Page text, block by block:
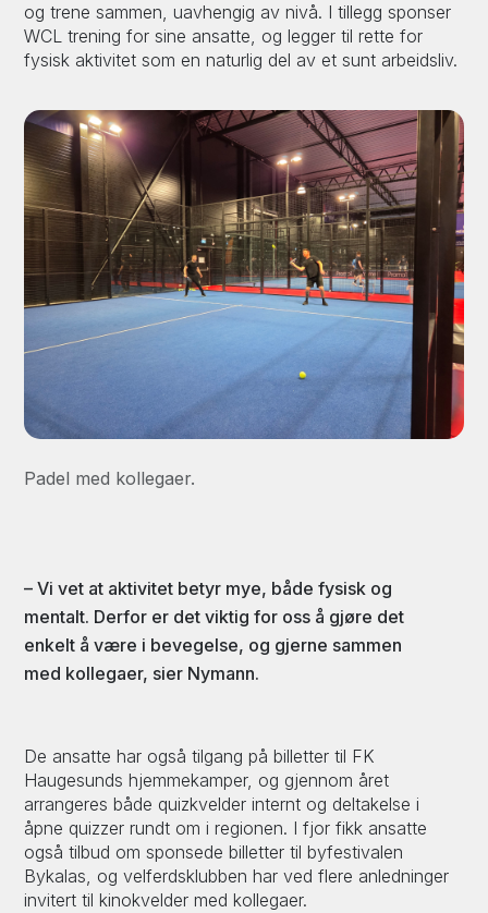
og trene sammen, uavhengig av nivå. I tillegg sponser
WCL trening for sine ansatte, og legger til rette for
fysisk aktivitet som en naturlig del av et sunt arbeidsliv.
Padel med kollegaer.
– Vi vet at aktivitet betyr mye, både fysisk og
mentalt. Derfor er det viktig for oss å gjøre det
enkelt å være i bevegelse, og gjerne sammen
med kollegaer, sier Nymann.
De ansatte har også tilgang på billetter til FK
Haugesunds hjemmekamper, og gjennom året
arrangeres både quizkvelder internt og deltakelse i
åpne quizzer rundt om i regionen. I fjor fikk ansatte
også tilbud om sponsede billetter til byfestivalen
Bykalas, og velferdsklubben har ved flere anledninger
invitert til kinokvelder med kollegaer.